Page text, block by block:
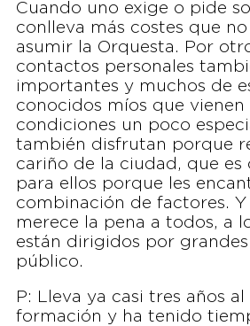
Cuando uno exige o pide
conlleva más costes que
asumir la Orquesta. Por
contactos personales
importantes y muchos de
conocidos míos que vienen
condiciones un poco
también disfrutan porque
cariño de la ciudad, que es
para ellos porque les
combinación de factores.
merece la pena a todos, a
están dirigidos por grandes
público.
P: Lleva ya casi tres años
formación y ha tenido